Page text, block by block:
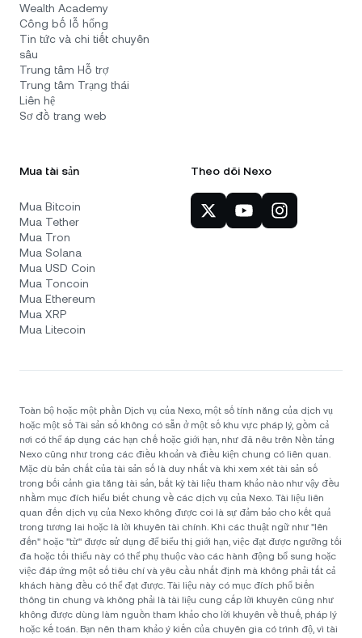
Wealth Academy
Công bố lỗ hổng
Tin tức và chi tiết chuyên
sâu
Trung tâm Hỗ trợ
Trung tâm Trạng thái
Liên hệ
Sơ đồ trang web
Mua tài sản
Mua Bitcoin
Mua Tether
Mua Tron
Mua Solana
Mua USD Coin
Mua Toncoin
Mua Ethereum
Mua XRP
Mua Litecoin
Theo dõi Nexo
Toàn bộ hoặc một phần Dịch vụ của Nexo, một số tính năng của dịch vụ
hoặc một số Tài sản số không có sẵn ở một số khu vực pháp lý, gồm cả
nơi có thể áp dụng các hạn chế hoặc giới hạn, như đã nêu trên Nền tảng
Nexo cũng như trong các điều khoản và điều kiện chung có liên quan.
Mặc dù bản chất của tài sản số là duy nhất và khi xem xét tài sản số
trong bối cảnh gia tăng tài sản, bất kỳ tài liệu tham khảo nào như vậy đều
nhằm mục đích hiểu biết chung về các dịch vụ của Nexo. Tài liệu liên
quan đến dịch vụ của Nexo không được coi là sự đảm bảo cho kết quả
trong tương lai hoặc là lời khuyên tài chính. Khi các thuật ngữ như "lên
đến" hoặc "từ" được sử dụng để biểu thị giới hạn, việc đạt được ngưỡng tối
đa hoặc tối thiểu này có thể phụ thuộc vào các hành động bổ sung hoặc
việc đáp ứng một số tiêu chí và yêu cầu nhất định mà không phải tất cả
khách hàng đều có thể đạt được. Tài liệu này có mục đích phổ biến
thông tin chung và không phải là tài liệu cung cấp lời khuyên cũng như
không được dùng làm nguồn tham khảo cho lời khuyên về thuế, pháp lý
hoặc kế toán. Bạn nên tham khảo ý kiến của chuyên gia có trình độ, vì tài